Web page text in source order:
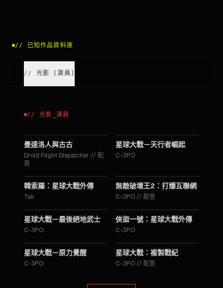
// 已知作品資料庫
// 光影 [演員
// 光影 _演員
曼達洛人與古古
Droid Flight Dispatcher // 配
音
星球大戰－天行者崛起
C-3PO
韓索羅：星球大戰外傳
Tak
無敵破壞王2：打爆互聯網
C-3PO // 配音
星球大戰－最後絕地武士
C-3PO
俠盜一號：星球大戰外傳
C-3PO
星球大戰－原力覺醒
C-3PO
星球大戰：複製戰紀
C-3PO // 配音